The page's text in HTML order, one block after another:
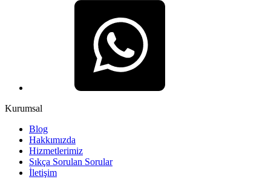
Kurumsal
Blog
Hakkımızda
Hizmetlerimiz
Sıkça Sorulan Sorular
İletişim